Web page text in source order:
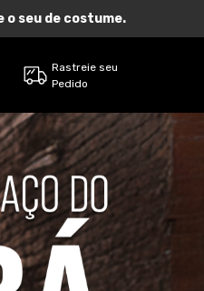
o seu de costume.
Rastreie seu
Pedido